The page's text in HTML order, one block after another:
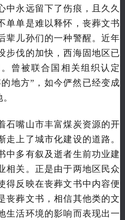
中永远留下了伤痕，且久久
单单是难以释怀，丧葬文书
辈儿孙们的一种警醒。近年
步伐的加快，西海固地区已
曾被联合国相关组织认定
地方”，如今俨然已经变成
石嘴山市丰富煤炭资源的开
走上了城市化建设的道路。
中多有叙及逝者生前功业建
相关。正是由于两地区民众
得反映在丧葬文书中内容便
丧葬文书，相信其他类的文
生活环境的影响而表现出一